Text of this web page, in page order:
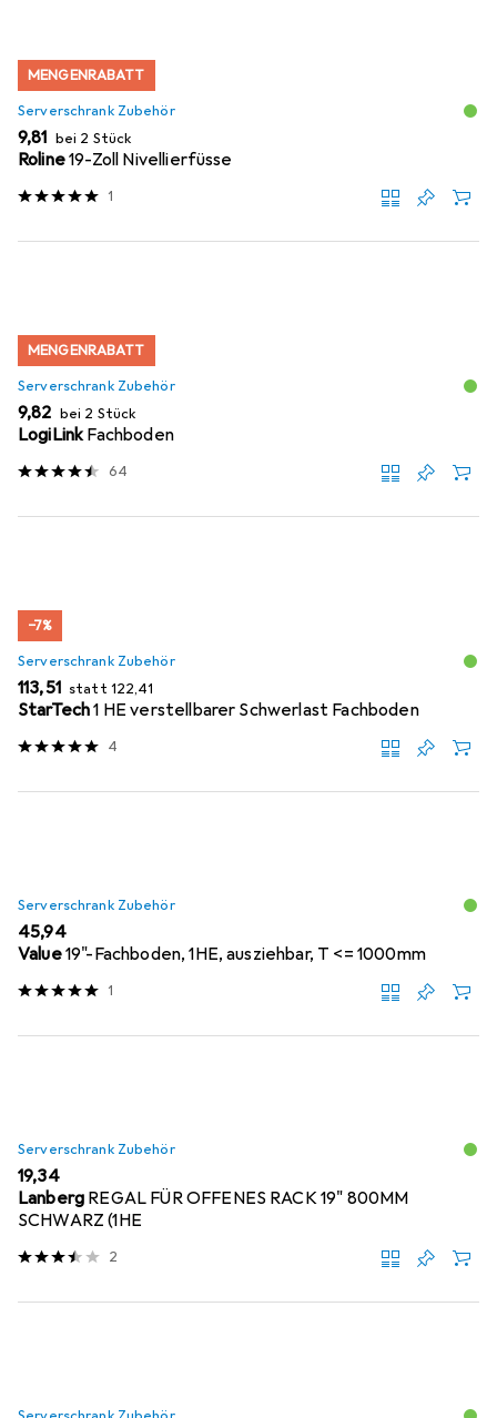
MENGENRABATT
Serverschrank Zubehör
EUR
9,81 bei 2 Stück
Roline19-Zoll Nivellierfüsse
1
MENGENRABATT
Serverschrank Zubehör
EUR
9,82 bei 2 Stück
LogiLinkFachboden
64
−7%
Serverschrank Zubehör
EUR
113,51 statt EUR
122,41
StarTech1 HE verstellbarer Schwerlast Fachboden
4
Serverschrank Zubehör
EUR
45,94
Value19"-Fachboden, 1HE, ausziehbar, T <= 1000mm
1
Serverschrank Zubehör
EUR
19,34
Lanberg REGAL FÜR OFFENES RACK 19" 800MM
SCHWARZ (1HE
2